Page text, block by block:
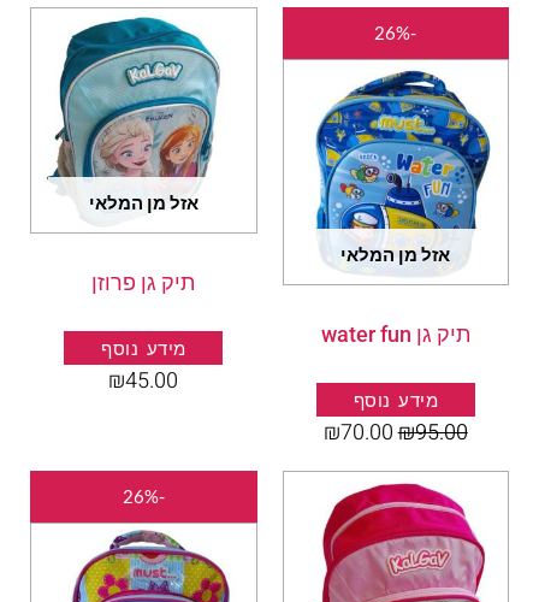
-26%
אזל מן המלאי
תיק גן water fun
מידע נוסף
₪95.00
המחיר
המקורי
היה:
₪95.00.
₪70.00
אזל מן המלאי
תיק גן פרוזן
מידע נוסף
₪45.00
-26%
המחיר
המקורי
היה:
₪95.00.